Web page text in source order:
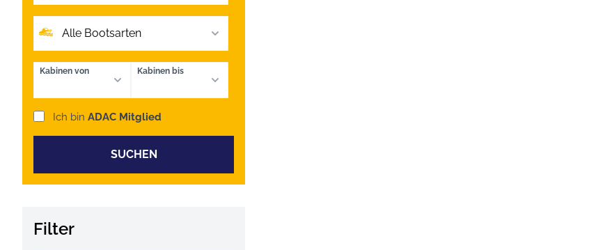
Alle Bootsarten
Kabinen von Kabinen bis
Ich bin ADAC Mitglied
SUCHEN
Filter